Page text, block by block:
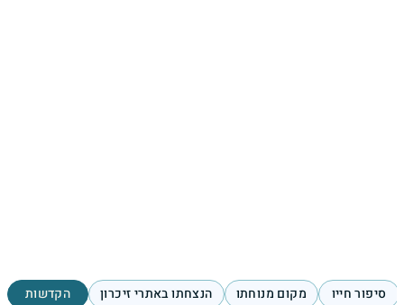
סיפור חייו מקום מנוחתו הנצחתו באתרי זיכרון הקדשות